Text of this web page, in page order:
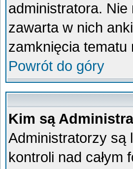
administratora.
zawarta w nich
zamknięcia
Powrót do góry
Kim są
Administratorzy są
kontroli nad